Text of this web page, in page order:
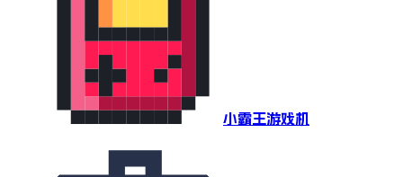
小霸王游戏机